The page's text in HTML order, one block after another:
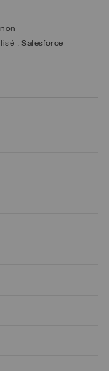
non
: Salesforce